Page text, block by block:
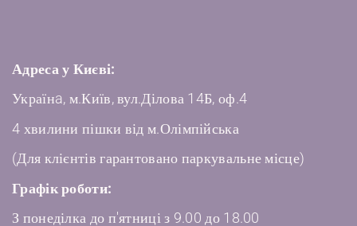
Адреса у Києві:
Українa, м.Київ, вул.Ділова 14Б, оф.4
4 хвилини пішки від м.Олімпійська
(Для клієнтів гарантовано паркувальне місце)
Графік роботи:
З понеділка до п'ятниці з 9.00 до 18.00